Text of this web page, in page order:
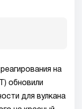
на
обновили
для вулкана